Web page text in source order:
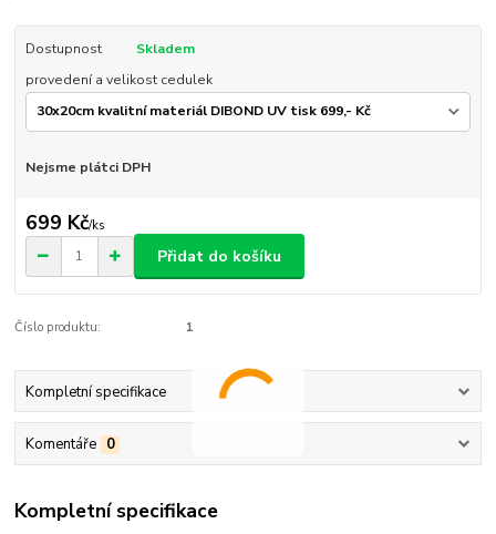
Dostupnost
Skladem
provedení a velikost cedulek
Nejsme plátci DPH
699 Kč/ks
Přidat do košíku
Číslo produktu: 1
Kompletní specifikace
Komentáře 0
Kompletní specifikace